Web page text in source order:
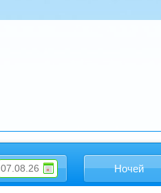
Ночей